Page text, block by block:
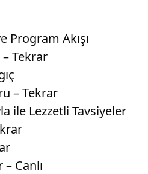
Program Akışı
Tekrar
– Tekrar
ile Lezzetli Tavsiyeler
Canlı